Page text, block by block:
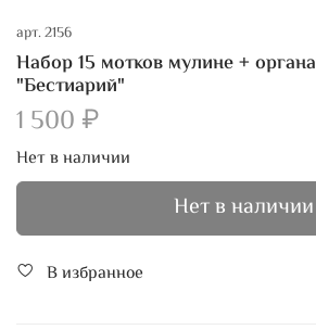
арт.2156
Набор 15 мотков мулине + органайзер с маячком
"Бестиарий"
1 500 ₽
Нет в наличии
Нет в наличии
В избранное